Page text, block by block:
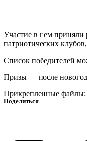
Участие в нем приняли
патриотических
Список победителей
Призы — после
Прикрепленные файлы:
Поделиться